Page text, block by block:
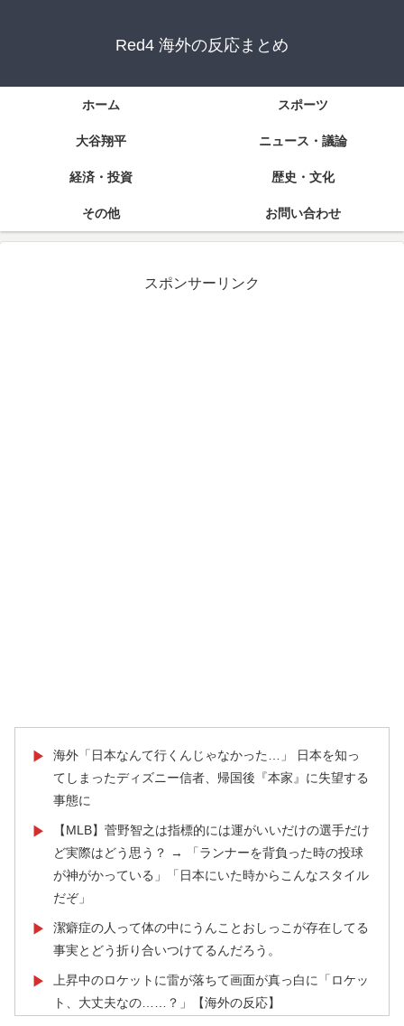
Red4 海外の反応まとめ
ホーム スポーツ
大谷翔平 ニュース・議論
経済・投資 歴史・文化
その他 お問い合わせ
スポンサーリンク
▶
海外「日本なんて行くんじゃなかった…」 日本を知っ
てしまったディズニー信者、帰国後『本家』に失望する
事態に
▶
【MLB】菅野智之は指標的には運がいいだけの選手だけ
ど実際はどう思う？ → 「ランナーを背負った時の投球
が神がかっている」「日本にいた時からこんなスタイル
だぞ」
▶
潔癖症の人って体の中にうんことおしっこが存在してる
事実とどう折り合いつけてるんだろう。
▶
上昇中のロケットに雷が落ちて画面が真っ白に「ロケッ
ト、大丈夫なの……？」【海外の反応】